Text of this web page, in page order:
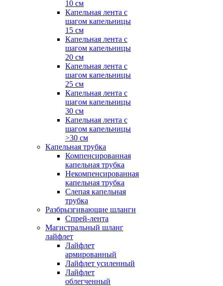
10 см
Капельная лента с
шагом капельницы
15 см
Капельная лента с
шагом капельницы
20 см
Капельная лента с
шагом капельницы
25 см
Капельная лента с
шагом капельницы
30 см
Капельная лента с
шагом капельницы
>30 см
Капельная трубка
Компенсированная
капельная трубка
Некомпенсированная
капельная трубка
Слепая капельная
трубка
Разбрызгивающие шланги
Спрей-лента
Магистральный шланг
лайфлет
Лайфлет
армированный
Лайфлет усиленный
Лайфлет
облегченный